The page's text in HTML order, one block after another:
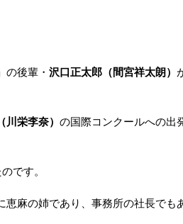
の後輩・ 沢口正太郎（間宮祥太朗）
川栄李奈） の国際コンクールへの出
です。
麻の姉であり、事務所の社長でも